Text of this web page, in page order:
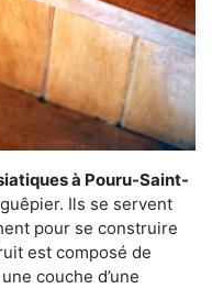
à Pouru-Saint-
Ils se servent
pour se construire
est composé de
couche d’une